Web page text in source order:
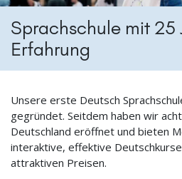
Sprachschule mit 25
Erfahrung
Unsere erste Deutsch
gegründet. Seitdem haben wir
Deutschland eröffnet und bieten
interaktive, effektive
attraktiven Preisen.